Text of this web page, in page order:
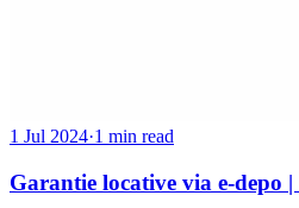
1 Jul 2024·1 min read
Garantie locative via e-depo